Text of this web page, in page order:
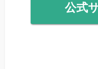
公式